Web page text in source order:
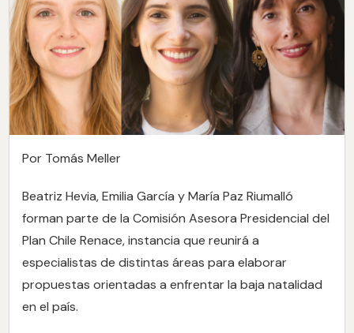
Por Tomás Meller
Beatriz Hevia, Emilia García y María Paz Riumalló
forman parte de la Comisión Asesora Presidencial del
Plan Chile Renace, instancia que reunirá a
especialistas de distintas áreas para elaborar
propuestas orientadas a enfrentar la baja natalidad
en el país.